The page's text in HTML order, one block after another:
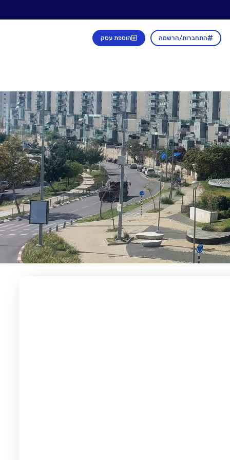
התחברות/הרשמה הוספת עסק